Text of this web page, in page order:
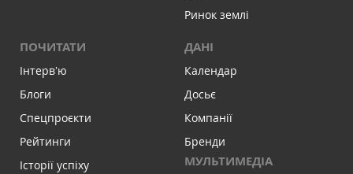
Ринок землі
ПОЧИТАТИ
Інтервʼю
Блоги
Спецпроєкти
Рейтинги
Історії успіху
ДАНІ
Календар
Досьє
Компанії
Бренди
МУЛЬТИМЕДІА